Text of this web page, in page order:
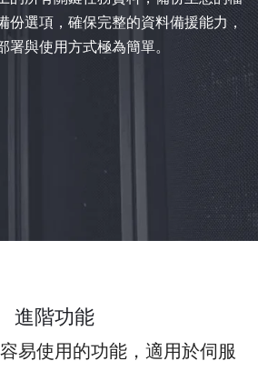
份選項，確保完整的資料備援能力，
署與使用方式極為簡單。
所有檔案伺服器資料保持同步。透過
同步服務，確保高可用性和不中斷存
您的關鍵任務資料複寫至任何目的
入的即時災難復原服務，還原至任何
進階功能
易使用的功能，適用於伺服